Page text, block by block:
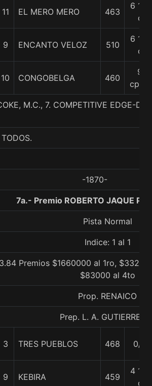
11 EL MERO MERO 463
6 1/4
c
9 ENCANTO VELOZ 510
6 1/2
c
10 CONGOBELGA 460
9
cpos.
M.C., 7. COMPETITIVE EDGE-
-1870-
7a.- Premio ROBERTO JAQUE P.,
Pista Normal
Indice: 1 al 1
Premios $1660000 al 1ro,
$83000 al 4to
Prop. RENAICO
Prep. L. A. GUTIERREZ
3 TRES PUEBLOS 468 0/0
9 KEBIRA 459
4 1/2
c